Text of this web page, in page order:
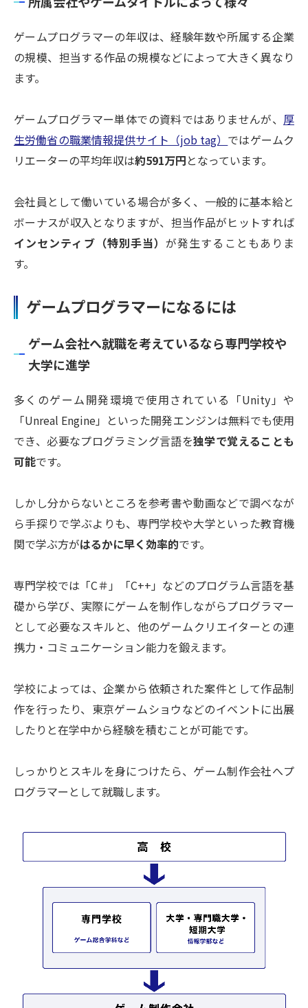
ゲームプログラマーの年収は、経験年数や所属する企業
の規模、担当する作品の規模などによって大きく異なり
ます。
ゲームプログラマー単体での資料ではありませんが、 厚
生労働省の職業情報提供サイト（job tag） ではゲームク
リエーターの平均年収は約591万円となっています。
会社員として働いている場合が多く、一般的に基本給と
ボーナスが収入となりますが、担当作品がヒットすれば
インセンティブ（特別手当）が発生することもありま
す。
ゲームプログラマーになるには
ゲーム会社へ就職を考えているなら専門学校や
大学に進学
多くのゲーム開発環境で使用されている「Unity」や
「Unreal Engine」といった開発エンジンは無料でも使用
でき、必要なプログラミング言語を独学で覚えることも
可能です。
しかし分からないところを参考書や動画などで調べなが
ら手探りで学ぶよりも、専門学校や大学といった教育機
関で学ぶ方がはるかに早く効率的です。
専門学校では「C＃」「C++」などのプログラム言語を基
礎から学び、実際にゲームを制作しながらプログラマー
として必要なスキルと、他のゲームクリエイターとの連
携力・コミュニケーション能力を鍛えます。
学校によっては、企業から依頼された案件として作品制
作を行ったり、東京ゲームショウなどのイベントに出展
したりと在学中から経験を積むことが可能です。
しっかりとスキルを身につけたら、ゲーム制作会社へプ
ログラマーとして就職します。